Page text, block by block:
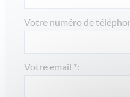
programme malraux
Votre numéro de
Votre email *: